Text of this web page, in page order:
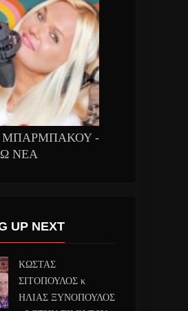
ΜΠΑΡΜΠΑΚΟΥ -
ΝΕΑ
UP NEXT
ΚΩΣΤΑΣ
ΣΙΤΟΠΟΥΛΟΣ κ
ΗΛΙΑΣ ΞΥΝΟΠΟΥΛΟΣ